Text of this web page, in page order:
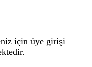
için üye girişi